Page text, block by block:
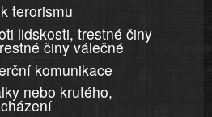
terorismu
lidskosti, trestné činy
činy válečné
komunikace
nebo krutého,